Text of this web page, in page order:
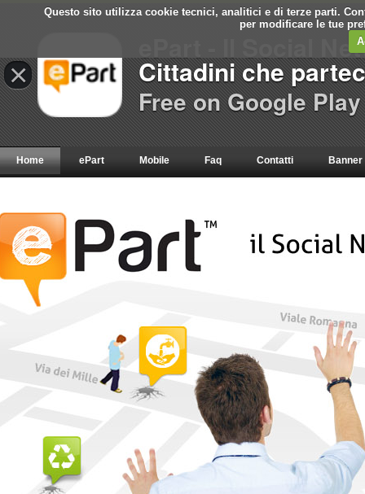
Questo sito utilizza cookie tecnici, analitici e di terze parti.
per modificare le tue
Home ePart Mobile Faq Contatti Banner
×
ePart - Il Social
Cittadini che
Free on Google Play